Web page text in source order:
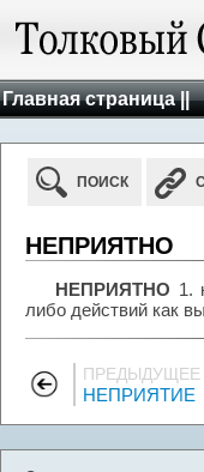
Главная страница ||
ПОИСК
НЕПРИЯТНО
НЕПРИЯТНО 1.
либо действий как
НЕПРИЯТИЕ